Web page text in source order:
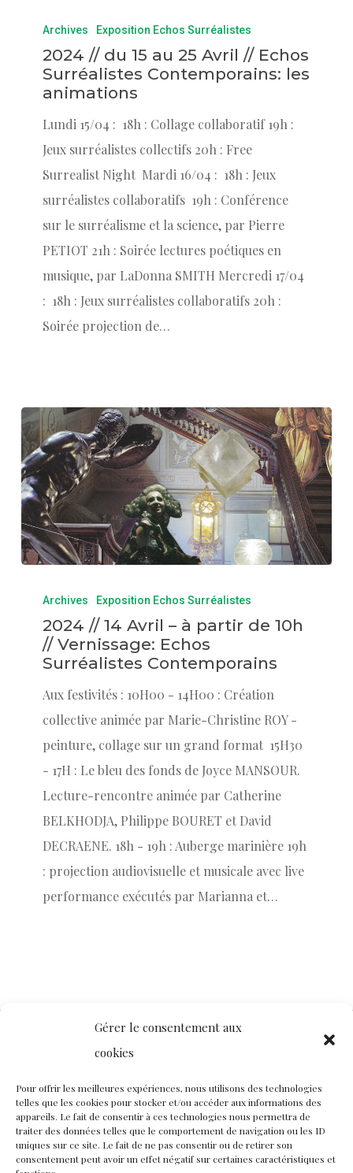
Gérer le consentement aux
cookies
Pour offrir les meilleures expériences, nous utilisons des technologies
telles que les cookies pour stocker et/ou accéder aux informations des
appareils. Le fait de consentir à ces technologies nous permettra de
traiter des données telles que le comportement de navigation ou les ID
uniques sur ce site. Le fait de ne pas consentir ou de retirer son
consentement peut avoir un effet négatif sur certaines caractéristiques et
Archives Exposition Echos Surréalistes
2024 // du 15 au 25 Avril // Echos
Surréalistes Contemporains: les
animations
Lundi 15/04 : 18h : Collage collaboratif 19h :
Jeux surréalistes collectifs 20h : Free
Surrealist Night Mardi 16/04 : 18h : Jeux
surréalistes collaboratifs 19h : Conférence
sur le surréalisme et la science, par Pierre
PETIOT 21h : Soirée lectures poétiques en
musique, par LaDonna SMITH Mercredi 17/04
: 18h : Jeux surréalistes collaboratifs 20h :
Soirée projection de…
Archives Exposition Echos Surréalistes
2024 // 14 Avril – à partir de 10h
// Vernissage: Echos
Surréalistes Contemporains
Aux festivités : 10H00 - 14H00 : Création
collective animée par Marie-Christine ROY -
peinture, collage sur un grand format 15H30
- 17H : Le bleu des fonds de Joyce MANSOUR.
Lecture-rencontre animée par Catherine
BELKHODJA, Philippe BOURET et David
DECRAENE. 18h - 19h : Auberge marinière 19h
: projection audiovisuelle et musicale avec live
performance exécutés par Marianna et…
Nous rejoindre
Politique de confidentialité
Restez connectés à nos champs magnétiques !